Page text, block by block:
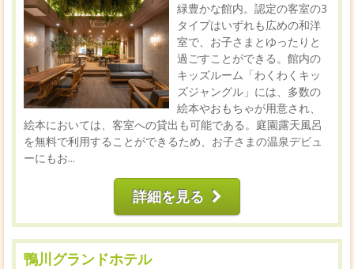
緑豊かな館内。認定の客室の3
タイプはいずれも広めの和洋
室で、お子さまとゆったりと
過ごすことができる。館内の
キッズルーム「わくわくキッ
ズジャングル」には、多数の
絵本やおもちゃが用意され、
絵本においては、客室への貸出も可能である。庭園露天風呂
を無料で利用することができるため、お子さまの温泉デビュ
ーにもお...
詳細を見る
鴨川グランドホテル